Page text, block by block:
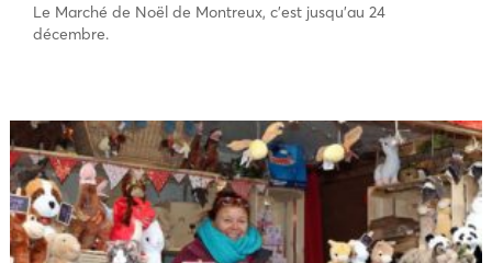
Le Marché de Noël de Montreux, c’est jusqu’au 24
décembre.